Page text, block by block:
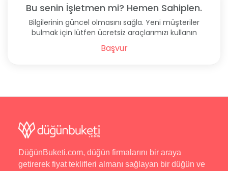
Bu senin İşletmen mi? Hemen Sahiplen.
Bilgilerinin güncel olmasını sağla. Yeni müşteriler
bulmak için lütfen ücretsiz araçlarımızı kullanın
Başvur
DüğünBuketi.com, düğün firmalarını bir araya
getirerek fiyat teklifleri almanı sağlayan bir düğün ve